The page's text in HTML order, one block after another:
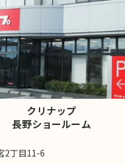
クリナップ
長野ショールーム
2丁目11-6